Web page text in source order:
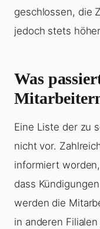
geschlossen, die
jedoch stets
Was
Eine Liste der zu
nicht vor.
informiert
dass
werden die
in anderen